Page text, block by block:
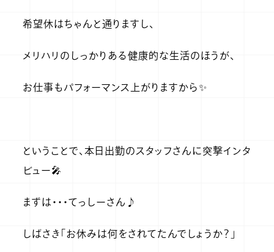
希望休はちゃんと通りますし、
メリハリのしっかりある健康的な生活のほうが、
お仕事もパフォーマンス上がりますから✨
ということで、本日出勤のスタッフさんに突撃インタ
ビュー🎤
まずは・・・てっしーさん♪
しばさき「お休みは何をされてたんでしょうか？」